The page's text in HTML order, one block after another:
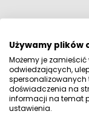
Opinie
Używamy plików
Możemy je
odwiedzających,
spersonalizowanych
doświadczenia na
informacji na temat
ustawienia.